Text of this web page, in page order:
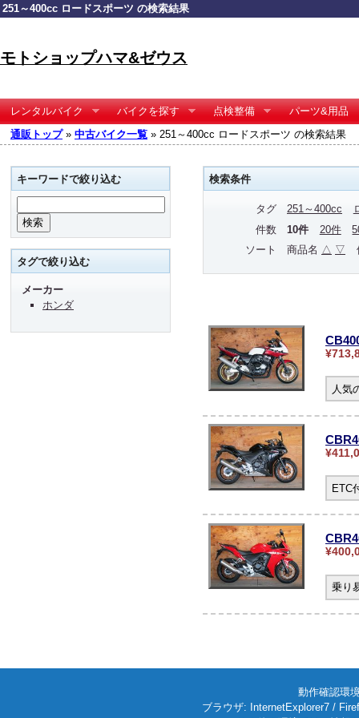
251～400cc ロードスポーツ の検索結果
モトショップハマ&ゼウス
レンタルバイク バイクを探す 点検整備
パーツ&用品
通販トップ» 中古バイク一覧 » 251～400cc ロードスポーツ の検索結果
検索条件
タグ 251～400cc
件数
10件 20件
ソート
商品名 △ ▽
人気
ETC
乗り
キーワードで絞り込む
タグで絞り込む
メーカー
ホンダ
動作確認環
ブラウザ: InternetExplorer7 /